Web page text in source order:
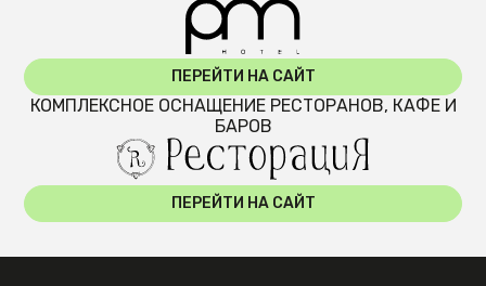
ПЕРЕЙТИ НА САЙТ
КОМПЛЕКСНОЕ ОСНАЩЕНИЕ РЕСТОРАНОВ, КАФЕ И
БАРОВ
ПЕРЕЙТИ НА САЙТ